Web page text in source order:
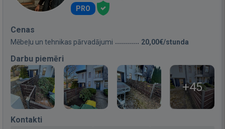
PRO
Cenas
Mēbeļu un tehnikas pārvadājumi 20,00€/stunda
Darbu piemēri
+45
Kontakti